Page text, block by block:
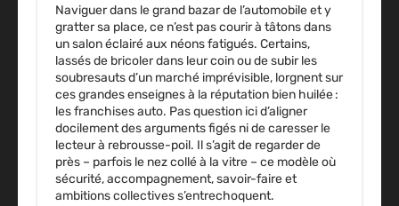
Naviguer dans le grand bazar de l’automobile et y
gratter sa place, ce n’est pas courir à tâtons dans
un salon éclairé aux néons fatigués. Certains,
lassés de bricoler dans leur coin ou de subir les
soubresauts d’un marché imprévisible, lorgnent sur
ces grandes enseignes à la réputation bien huilée :
les franchises auto. Pas question ici d’aligner
docilement des arguments figés ni de caresser le
lecteur à rebrousse-poil. Il s’agit de regarder de
près – parfois le nez collé à la vitre – ce modèle où
sécurité, accompagnement, savoir-faire et
ambitions collectives s’entrechoquent.